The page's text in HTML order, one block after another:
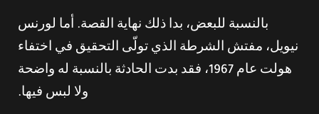
بالنسبة للبعض، بدا ذلك نهاية القصة. أما لورنس
نيويل، مفتش الشرطة الذي تولّى التحقيق في اختفاء
هولت عام 1967، فقد بدت الحادثة بالنسبة له واضحة
ولا لبس فيها.